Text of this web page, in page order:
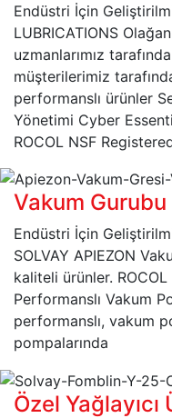
Endüstri İçin
LUBRICATIONS
uzmanlarımız
müşterilerimiz
performanslı ürünler
Yönetimi Cyber
ROCOL NSF
Vakum Gurubu
Endüstri İçin
SOLVAY APIEZON
kaliteli ürünler.
Performanslı Vakum
performanslı, vakum
pompalarında
Özel Yağlayıcı